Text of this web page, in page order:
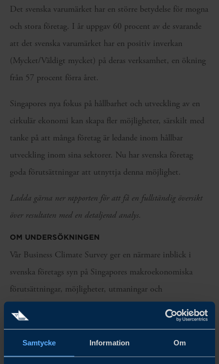
Samtycke Information Om
Det svenska varumärket har en större betydelse för mogna
och stora företag. I år uppgav 60 procent av de svarande
att det svenska varumärket har en positiv inverkan
(Mycket/Väldigt mycket) på deras verksamhet, en ökning
från 57 procent förra året.
Singapores nya fokus på hållbarhet och utveckling av en
cirkulär ekonomi kan skapa fler möjligheter, särskilt med
tanke på att många företag är ledande inom hållbar
utveckling inom sina sektorer. Nu har svenska företag
goda förutsättningar att utnyttja denna möjlighet.
Ladda gärna ner rapporten för att få en fullständig översikt
över resultaten med en detaljerad analys.
OM UNDERSÖKNINGEN
Vår Business Climate Survey ger en närmare inblick i
svenska företags syn på Singapores makroekonomiska
förutsättningar, möjligheter, utmaningar och
Undersökningen genomfördes mellan den 13:e mars och
12:e april 2023, med 90 deltagare bestående av chefer som